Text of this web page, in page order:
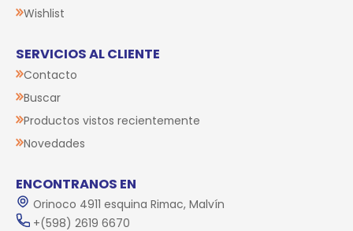
Wishlist
SERVICIOS AL CLIENTE
Contacto
Buscar
Productos vistos recientemente
Novedades
ENCONTRANOS EN
Orinoco 4911 esquina Rimac, Malvín
+(598) 2619 6670